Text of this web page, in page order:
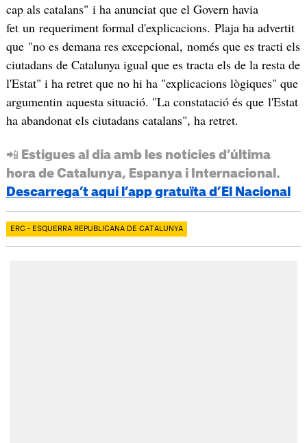
cap als catalans" i ha anunciat que el Govern havia
fet un requeriment formal d'explicacions. Plaja ha advertit
que "no es demana res excepcional, només que es tracti els
ciutadans de Catalunya igual que es tracta els de la resta de
l'Estat" i ha retret que no hi ha "explicacions lògiques" que
argumentin aquesta situació. "La constatació és que l'Estat
ha abandonat els ciutadans catalans", ha retret.
📲 Estigues al dia amb les notícies d’última
hora de Catalunya, Espanya i Internacional.
Descarrega’t aquí l’app gratuïta d’El Nacional
ERC - ESQUERRA REPUBLICANA DE CATALUNYA